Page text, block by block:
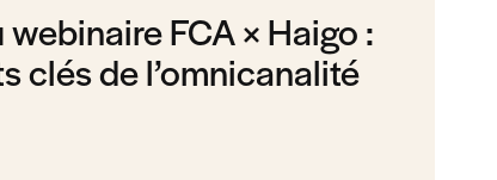
FCA × Haigo :
clés de l’omnicanalité